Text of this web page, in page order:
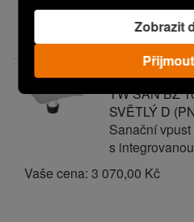
Zobrazit
Vaše cena:2 470,00 Kč
TW SAN BZ
SVĚTLÝ D
Sanační
s
Vaše cena: 3 070,00 Kč